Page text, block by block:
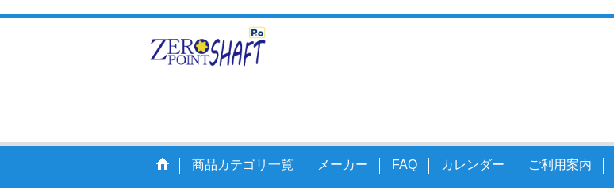
商品カテゴリ一覧 メーカー FAQ カレンダー ご利用案内